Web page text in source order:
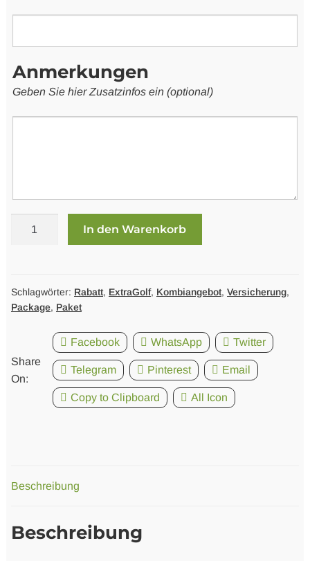
Anmerkungen
Geben Sie hier Zusatzinfos ein (optional)
2026
Menge
In den Warenkorb
Schlagwörter: Rabatt, ExtraGolf, Kombiangebot, Versicherung,
Package, Paket
Share
On:
Facebook WhatsApp Twitter
Telegram Pinterest Email
Copy to Clipboard All Icon
Beschreibung
Beschreibung